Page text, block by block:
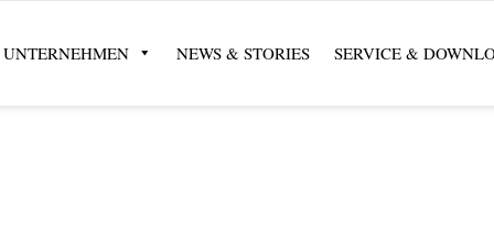
UNTERNEHMEN NEWS & STORIES SERVICE &